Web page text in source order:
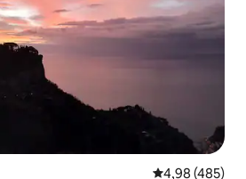
Évaluation
4,98 (485)